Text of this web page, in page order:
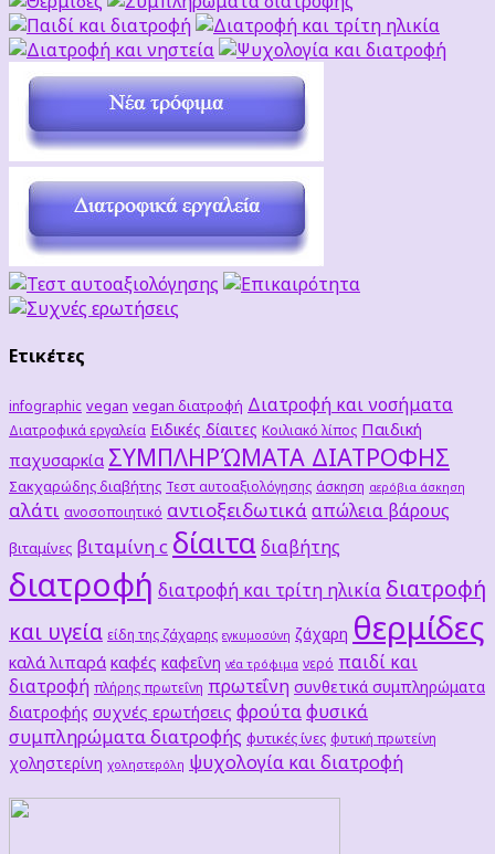
Ετικέτες
infographic vegan vegan διατροφή Διατροφή και νοσήματα
Διατροφικά εργαλεία Ειδικές δίαιτες Κοιλιακό λίπος Παιδική
παχυσαρκία ΣΥΜΠΛΗΡΏΜΑΤΑ ΔΙΑΤΡΟΦΗΣ
Σακχαρώδης διαβήτης Τεστ αυτοαξιολόγησης άσκηση αερόβια άσκηση
αλάτι ανοσοποιητικό αντιοξειδωτικά απώλεια βάρους
βιταμίνες βιταμίνη c δίαιτα διαβήτης
διατροφή διατροφή και τρίτη ηλικία διατροφή
και υγεία είδη της ζάχαρης εγκυμοσύνη ζάχαρη θερμίδες
καλά λιπαρά καφές καφεΐνη νέα τρόφιμα νερό παιδί και
διατροφή πλήρης πρωτεΐνη πρωτεΐνη συνθετικά συμπληρώματα
διατροφής συχνές ερωτήσεις φρούταφυσικά
συμπληρώματα διατροφής φυτικές ίνες φυτική πρωτείνη
χοληστερίνη χοληστερόλη ψυχολογία και διατροφή